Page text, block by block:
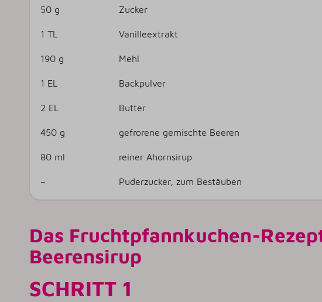
50 g Zucker
1 TL Vanilleextrakt
190 g Mehl
1 EL Backpulver
2 EL Butter
450 g gefrorene gemischte Beeren
80 ml reiner Ahornsirup
– Puderzucker, zum Bestäuben
Das Fruchtpfannkuchen-
Beerensirup
SCHRITT 1